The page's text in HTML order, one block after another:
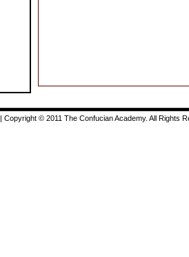
| Copyright © 2011 The Confucian Academy. All Rights